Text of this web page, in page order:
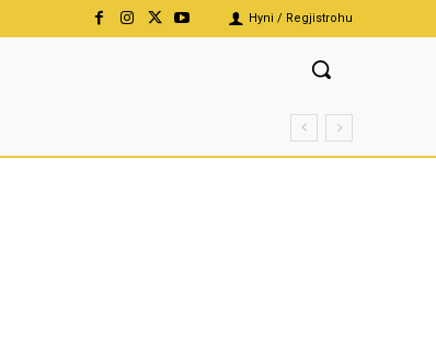
Hyni / Regjistrohu